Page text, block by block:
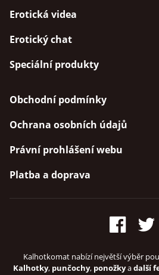
Erotická videa
Erotický chat
Speciální produkty
Obchodní podmínky
Ochrana osobních údajů
Právní prohlášení webu
Platba a doprava
Kalhotkomat nabízí největší výběr
Kalhotky, punčochy, ponožkyadalší